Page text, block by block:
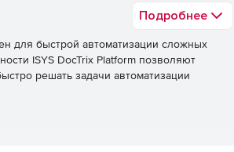
Подробнее
для быстрой автоматизации сложных
ISYS DocTrix Platform позволяют
решать задачи автоматизации